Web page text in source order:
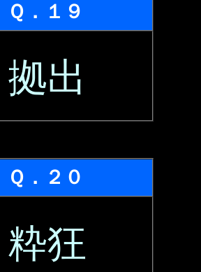
Ｑ．１９
拠出
Ｑ．２０
粋狂